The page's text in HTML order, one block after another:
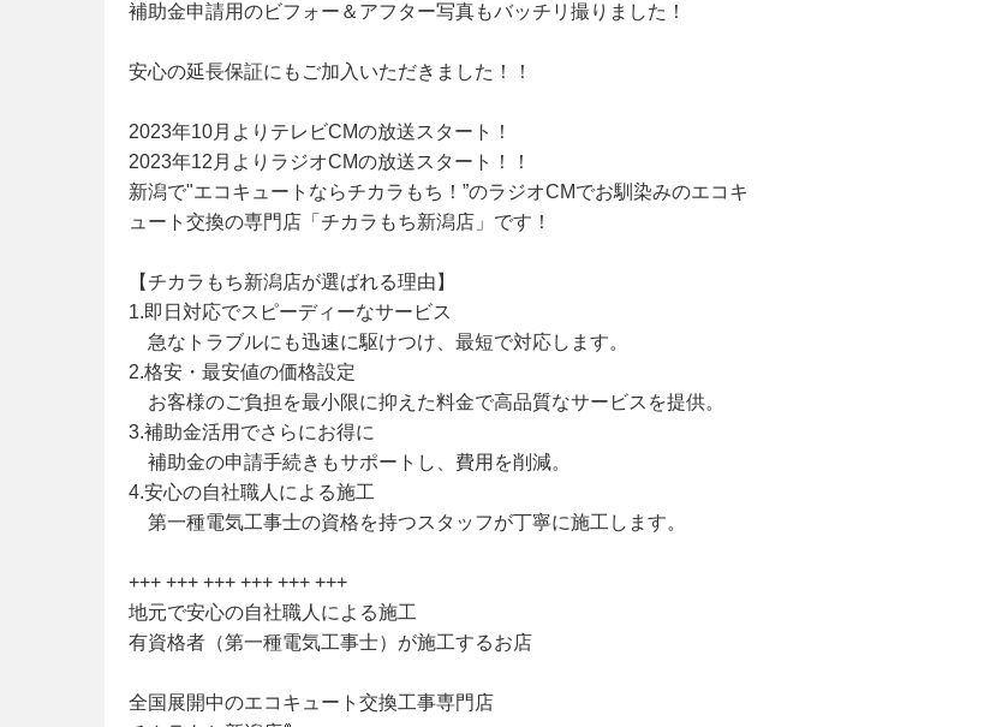
補助金申請用のビフォー＆アフター写真もバッチリ撮りました！
安心の延長保証にもご加入いただきました！！
2023年10月よりテレビCMの放送スタート！
2023年12月よりラジオCMの放送スタート！！
新潟で"エコキュートならチカラもち！”のラジオCMでお馴染みのエコキ
ュート交換の専門店「チカラもち新潟店」です！
【チカラもち新潟店が選ばれる理由】
1.即日対応でスピーディーなサービス
急なトラブルにも迅速に駆けつけ、最短で対応します。
2.格安・最安値の価格設定
お客様のご負担を最小限に抑えた料金で高品質なサービスを提供。
3.補助金活用でさらにお得に
補助金の申請手続きもサポートし、費用を削減。
4.安心の自社職人による施工
第一種電気工事士の資格を持つスタッフが丁寧に施工します。
+++ +++ +++ +++ +++ +++
地元で安心の自社職人による施工
有資格者（第一種電気工事士）が施工するお店
全国展開中のエコキュート交換工事専門店